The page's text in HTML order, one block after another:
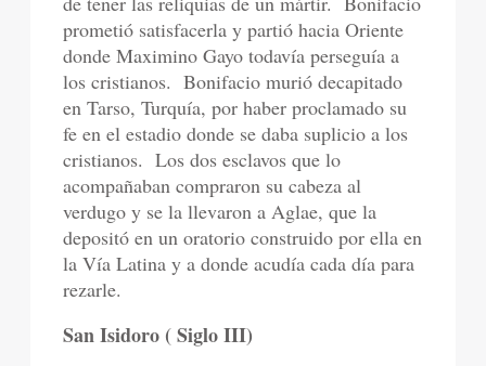
prometió satisfacerla y partió hacia Oriente
donde Maximino Gayo todavía perseguía a
los cristianos. Bonifacio murió decapitado
en Tarso, Turquía, por haber proclamado su
fe en el estadio donde se daba suplicio a los
cristianos. Los dos esclavos que lo
acompañaban compraron su cabeza al
verdugo y se la llevaron a Aglae, que la
depositó en un oratorio construido por ella en
la Vía Latina y a donde acudía cada día para
rezarle.
San Isidoro ( Siglo III)